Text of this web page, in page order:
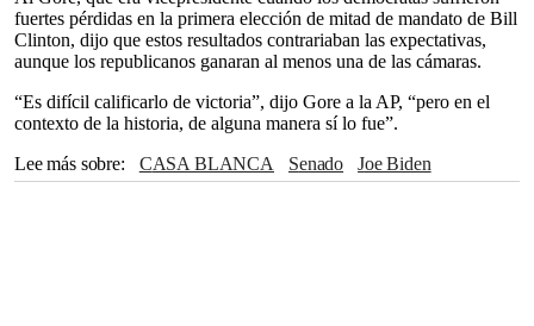
fuertes pérdidas en la primera elección de mitad de mandato de Bill
Clinton, dijo que estos resultados contrariaban las expectativas,
aunque los republicanos ganaran al menos una de las cámaras.
“Es difícil calificarlo de victoria”, dijo Gore a la AP, “pero en el
contexto de la historia, de alguna manera sí lo fue”.
Lee más sobre
CASA BLANCA Senado
Joe Biden